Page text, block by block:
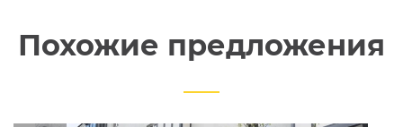
Похожие предложения